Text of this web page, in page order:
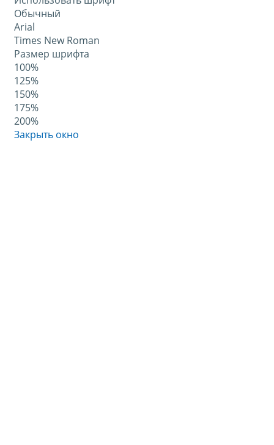
Обычный
Arial
Times New Roman
Размер шрифта
100%
125%
150%
175%
200%
Закрыть окно